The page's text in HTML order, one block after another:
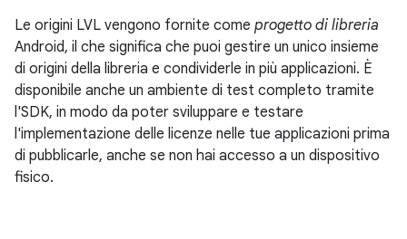
Le origini LVL vengono fornite come progetto di libreria
Android, il che significa che puoi gestire un unico insieme
di origini della libreria e condividerle in più applicazioni. È
disponibile anche un ambiente di test completo tramite
l'SDK, in modo da poter sviluppare e testare
l'implementazione delle licenze nelle tue applicazioni prima
di pubblicarle, anche se non hai accesso a un dispositivo
fisico.